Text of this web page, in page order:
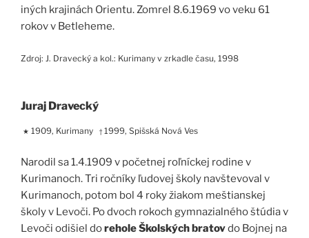
iných krajinách Orientu. Zomrel 8.6.1969 vo veku 61
rokov v Betleheme.
Zdroj: J. Dravecký a kol.: Kurimany v zrkadle času, 1998
Juraj Dravecký
★ 1909, Kurimany †1999, Spišská Nová Ves
Narodil sa 1.4.1909 v početnej roľníckej rodine v
Kurimanoch. Tri ročníky ľudovej školy navštevoval v
Kurimanoch, potom bol 4 roky žiakom meštianskej
školy v Levoči. Po dvoch rokoch gymnazialného štúdia v
Levoči odišiel dorehole Školských bratovdo Bojnej na